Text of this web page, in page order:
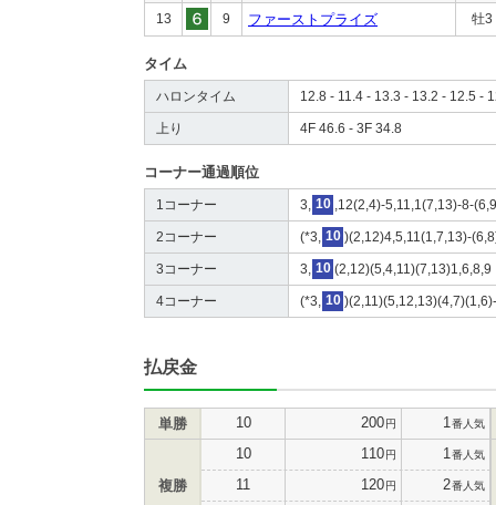
13 9 ファーストプライズ 牡3
タイム
ハロンタイム 12.8 - 11.4 - 13.3 - 13.2 - 12.5 -
上り 4F 46.6 - 3F 34.8
コーナー通過順位
1コーナー 3, 10 ,12(2,4)-5,11,1(7,13)-8-
2コーナー (*3, 10 )(2,12)4,5,11(1,7,13)-
3コーナー 3, 10 (2,12)(5,4,11)(7,13)1,6,8,9
4コーナー (*3, 10
払戻金
単勝 10 200円 1 番人気
複勝
10 110円 1 番人気
11 120円 2番人気